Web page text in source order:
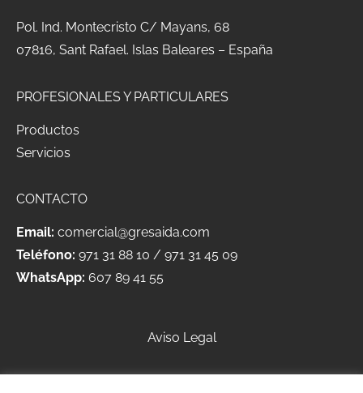
Pol. Ind. Montecristo C/ Mayans, 68
07816, Sant Rafael. Islas Baleares – España
PROFESIONALES Y PARTICULARES
Productos
Servicios
CONTACTO
Email: comercial@gresaida.com
Teléfono: 971 31 88 10 / 971 31 45 09
WhatsApp: 607 89 41 55
Aviso Legal